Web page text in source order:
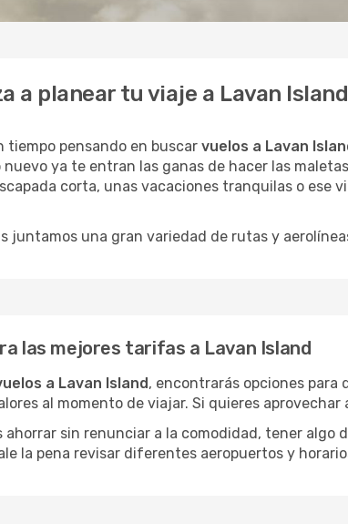
a planear tu viaje a Lavan
tiempo pensando en buscar vuelos a Lavan
ya te entran las ganas de hacer las
corta, unas vacaciones tranquilas o ese
juntamos una gran variedad de rutas y
las mejores tarifas a Lavan Island
a Lavan Island, encontrarás opciones
al momento de viajar. Si quieres
ahorrar sin renunciar a la comodidad, tener
la pena revisar diferentes aeropuertos y